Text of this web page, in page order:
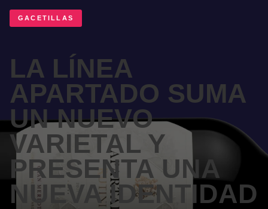
Mendoza Malbec
GACETILLAS
LA LÍNEA
APARTADO SUMA
UN NUEVO
VARIETAL Y
PRESENTA UNA
NUEVA IDENTIDAD